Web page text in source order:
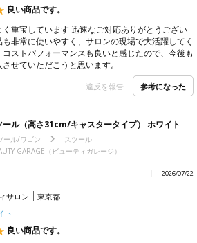
良い商品です。
重宝しています 迅速なご対応ありがとうござい
も非常に使いやすく、サロンの現場で大活躍してく
ストパフォーマンスも良いと感じたので、今後も
せていただこうと思います。
違反を報告 参考になった
ール（高さ31cm/キャスタータイプ） ホワイト
ール/ワゴン
スツール
GARAGE（ビューティガレージ）
2026/07/22
サロン
東京都
ト
良い商品です。